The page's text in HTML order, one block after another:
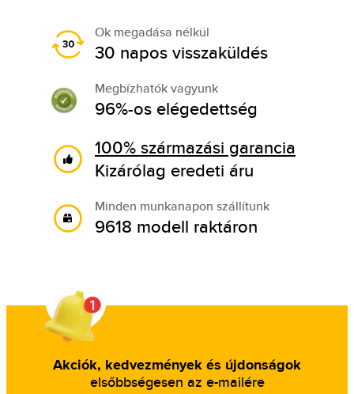
Ok megadása nélkül
30 napos visszaküldés
Megbízhatók vagyunk
96%-os elégedettség
100% származási garancia
Kizárólag eredeti áru
Minden munkanapon szállítunk
9618 modell raktáron
Akciók, kedvezmények és újdonságok
elsőbbségesen az e-mailére